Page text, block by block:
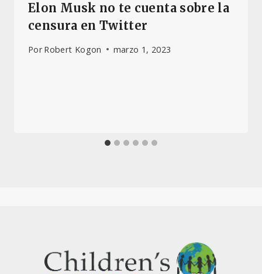
Elon Musk no te cuenta sobre la
censura en Twitter
Por Robert Kogon marzo 1, 2023